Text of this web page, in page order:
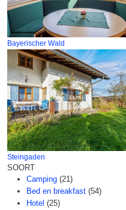
Bayerischer Wald
Steingaden
SOORT
Camping (21)
Bed en breakfast (54)
Hotel (25)